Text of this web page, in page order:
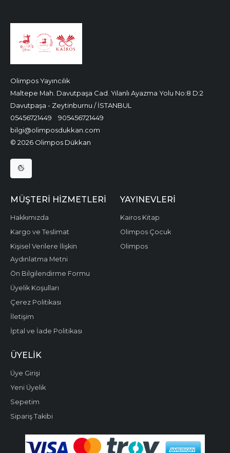
Olimpos Yayıncılık
Maltepe Mah. Davutpaşa Cad. Yılanlı Ayazma Yolu No:8 D:2
Davutpaşa - Zeytinburnu / İSTANBUL
05456721449
905456721449
bilgi@olimposdukkan.com
© 2026 Olimpos Dükkan
MÜŞTERI HIZMETLERI
Hakkımızda
Kargo ve Teslimat
Kişisel Verilere İlişkin
Aydınlatma Metni
Ön Bilgilendirme Formu
Üyelik Koşulları
Çerez Politikası
İletişim
İptal ve İade Politikası
YAYINEVLERI
Kairos Kitap
Olimpos Çocuk
Olimpos
ÜYELIK
Üye Girişi
Yeni Üyelik
Sepetim
Sipariş Takibi